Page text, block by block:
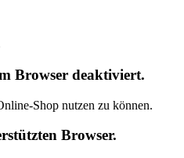
Browser deaktiviert.
Shop nutzen zu können.
Browser.